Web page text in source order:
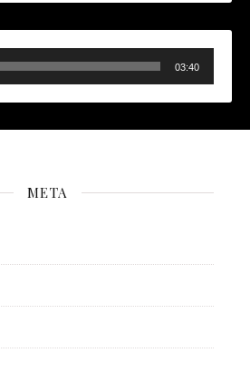
03:40
META